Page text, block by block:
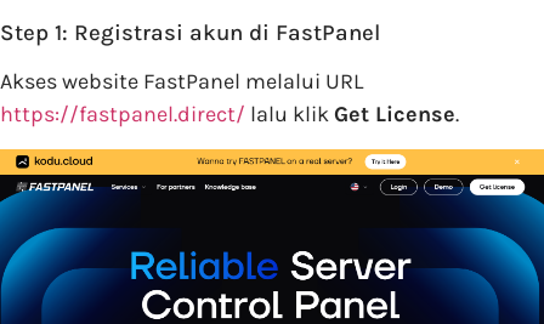
Step 1: Registrasi akun di FastPanel
Akses website FastPanel melalui URL
https://fastpanel.direct/ lalu klikGet License.